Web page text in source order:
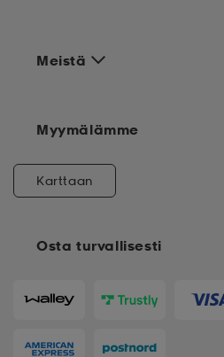
Meistä
Osta turvallisesti
Myymälämme
Karttaan